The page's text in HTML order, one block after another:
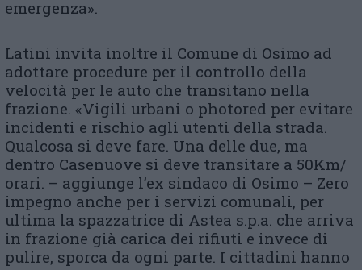
emergenza».
Latini invita inoltre il Comune di Osimo ad
adottare procedure per il controllo della
velocità per le auto che transitano nella
frazione. «Vigili urbani o photored per evitare
incidenti e rischio agli utenti della strada.
Qualcosa si deve fare. Una delle due, ma
dentro Casenuove si deve transitare a 50Km/
orari. – aggiunge l’ex sindaco di Osimo – Zero
impegno anche per i servizi comunali, per
ultima la spazzatrice di Astea s.p.a. che arriva
in frazione già carica dei rifiuti e invece di
pulire, sporca da ogni parte. I cittadini hanno